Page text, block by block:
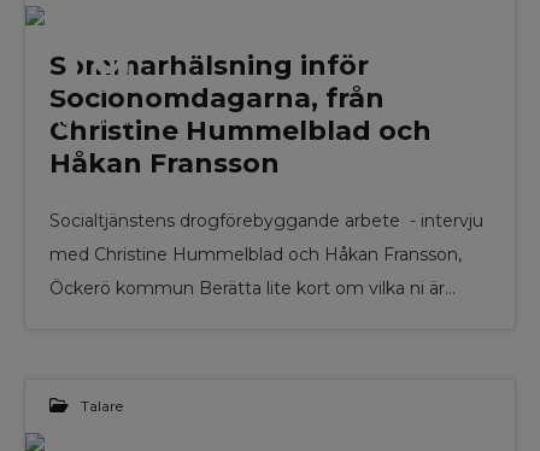
19
AUG 2024
Sommarhälsning inför
Socionomdagarna, från
Christine Hummelblad och
Håkan Fransson
Socialtjänstens drogförebyggande arbete - intervju
med Christine Hummelblad och Håkan Fransson,
Öckerö kommun Berätta lite kort om vilka ni är…
Talare